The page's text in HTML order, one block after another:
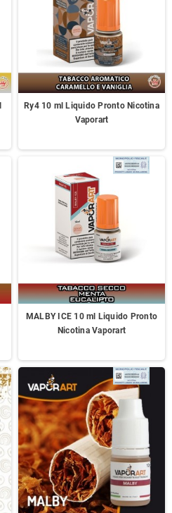
Ry4 10 ml Liquido Pronto Nicotina
Vaporart
MALBY ICE 10 ml Liquido Pronto
Nicotina Vaporart